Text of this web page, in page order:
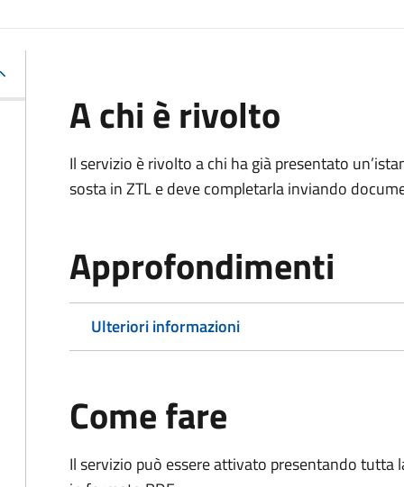
A chi è rivolto
Il servizio è rivolto a chi ha già presentato
sosta in ZTL e deve completarla inviando
Approfondimenti
Ulteriori informazioni
Come fare
Il servizio può essere attivato presentando